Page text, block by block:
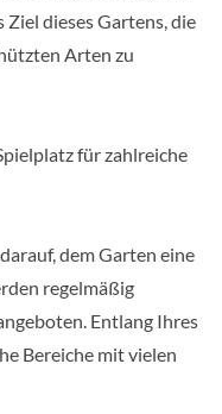
dieses Gartens, die
Arten zu
für zahlreiche
dem Garten eine
regelmäßig
Entlang Ihres
Bereiche mit vielen